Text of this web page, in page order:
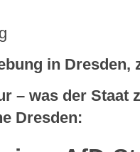
in Dresden,
– was der Staat
Dresden: